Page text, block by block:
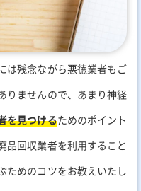
は残念ながら悪徳業者もご
りませんので、あまり神経
を見つけるためのポイント
品回収業者を利用すること
ためのコツをお教えいたし